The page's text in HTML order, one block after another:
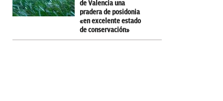
de Valencia una
pradera de posidonia
«en excelente estado
de conservación»